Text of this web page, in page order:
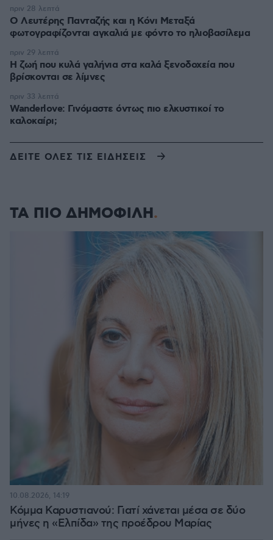
Ο Λευτέρης Πανταζής και η Κόνι Μεταξά
φωτογραφίζονται αγκαλιά με φόντο το ηλιοβασίλεμα
πριν 28 λεπτά
Η ζωή που κυλά γαλήνια στα καλά ξενοδοχεία που
βρίσκονται σε λίμνες
πριν 29 λεπτά
Wanderlove: Γινόμαστε όντως πιο ελκυστικοί το
καλοκαίρι;
πριν 33 λεπτά
ΔΕΙΤΕ ΟΛΕΣ ΤΙΣ ΕΙΔΗΣΕΙΣ
ΤΑ ΠΙΟ ΔΗΜΟΦΙΛΗ
Κόμμα Καρυστιανού: Γιατί χάνεται μέσα σε δύο
μήνες η «Ελπίδα» της προέδρου Μαρίας
10.08.2026, 14:19